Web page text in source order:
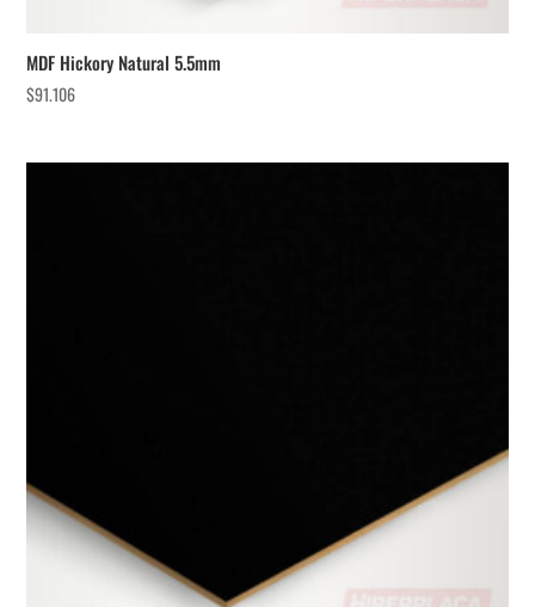
MDF Hickory Natural 5.5mm
$91.106